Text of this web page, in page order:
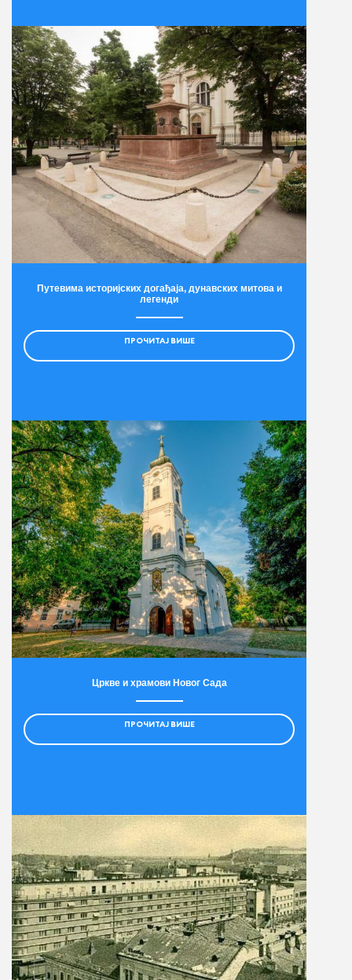
Путевима историјских догађаја, дунавских митова и
легенди
ПРОЧИТАЈ ВИШЕ
Цркве и храмови Новог Сада
ПРОЧИТАЈ ВИШЕ